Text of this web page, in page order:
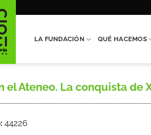
LA FUNDACIÓN QUÉ HACEMOS
el Ateneo. La conquista de
44226